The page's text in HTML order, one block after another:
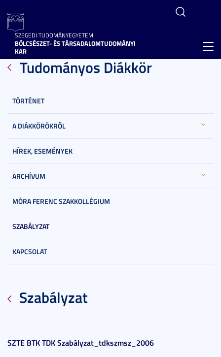
SZEGEDI TUDOMÁNYEGYETEM
BÖLCSÉSZET- ÉS TÁRSADALOMTUDOMÁNYI
KAR
Tudományos Diákkör
TÖRTÉNET
A DIÁKKÖRÖKRŐL
HÍREK, ESEMÉNYEK
ARCHÍVUM
MÓRA FERENC SZAKKOLLÉGIUM
SZABÁLYZAT
KAPCSOLAT
Szabályzat
SZTE BTK TDK Szabályzat_tdkszmsz_2006